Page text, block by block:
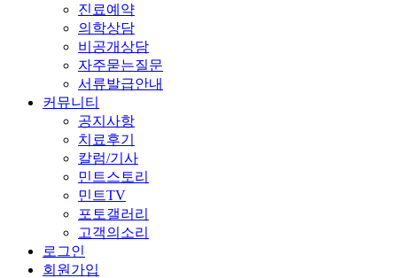
진료예약
의학상담
비공개상담
자주묻는질문
서류발급안내
커뮤니티
공지사항
치료후기
칼럼/기사
민트스토리
민트TV
포토갤러리
고객의소리
로그인
회원가입